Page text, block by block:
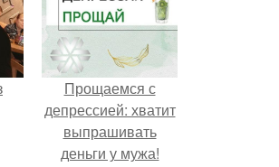
Прощаемся с
депрессией: хватит
выпрашивать
деньги у мужа!